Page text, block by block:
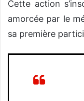
Cette action
amorcée par le
sa première